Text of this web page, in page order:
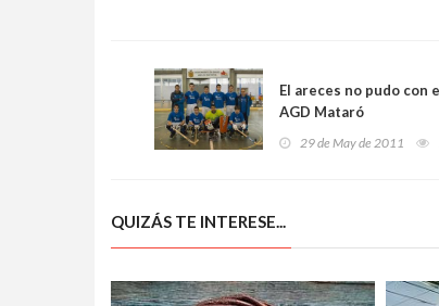
El areces no pudo con
AGD Mataró
29 de May de 2011
QUIZÁS TE INTERESE...